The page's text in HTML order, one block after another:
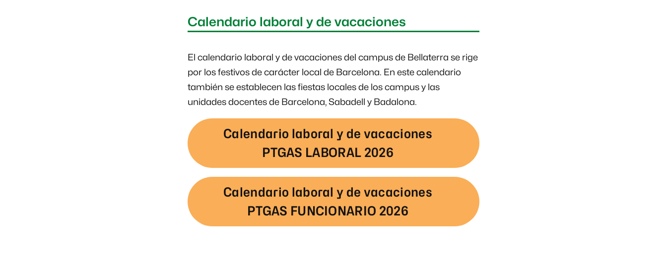
Calendario laboral y de vacaciones
El calendario laboral y de vacaciones del campus de Bellaterra se rige
por los festivos de carácter local de Barcelona. En este calendario
también se establecen las fiestas locales de los campus y las
unidades docentes de Barcelona, Sabadell y Badalona.
Calendario laboral y de vacaciones
PTGAS LABORAL 2026
Calendario laboral y de vacaciones
PTGAS FUNCIONARIO 2026